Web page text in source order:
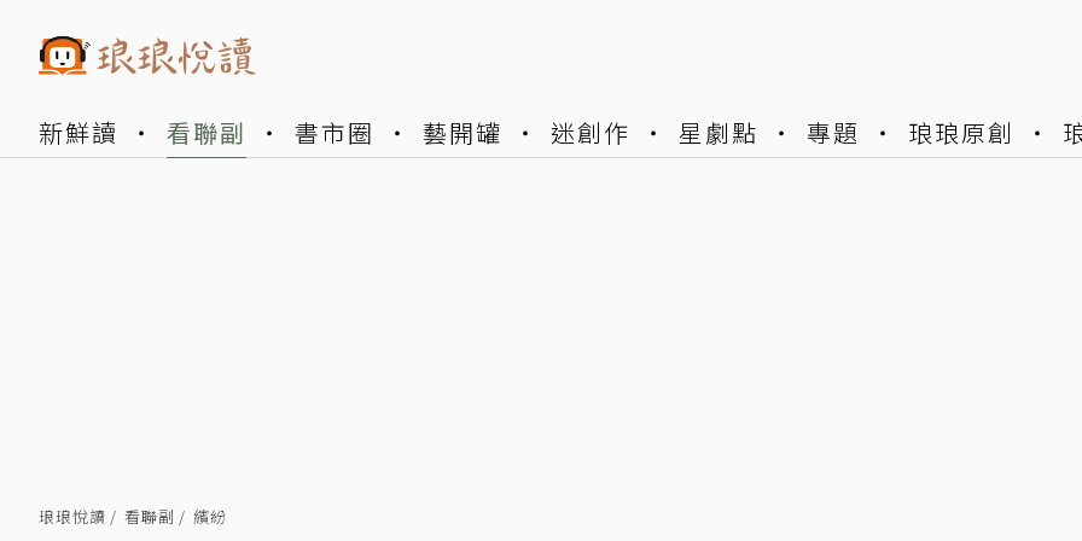
新鮮讀 看聯副 書市圈 藝開罐 迷創作 星劇點 專題 琅琅原創
琅琅悅讀 看聯副 繽紛